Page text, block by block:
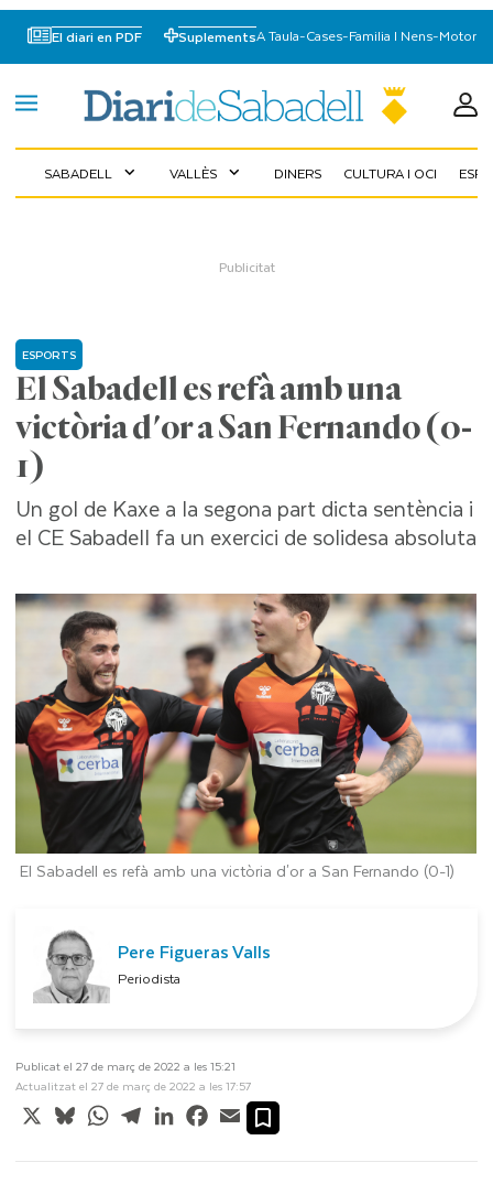
El diari en PDF SuplementsA Taula-Cases-Familia I Nens-Motor
SABADELL expand_more VALLÈS expand_more DINERS CULTURA I OCI
El Sabadell es refà amb una
victòria d'or a San Fernando (0-
1)
ESPORTS
Un gol de Kaxe a la segona part dicta sentència i
el CE Sabadell fa un exercici de solidesa absoluta
El Sabadell es refà amb una victòria d'or a San Fernando (0-1)
Pere Figueras Valls
Periodista
Publicat el 27 de març de 2022 a les 15:21
Actualitzat el 27 de març de 2022 a les 17:57
X BlueskyWhatsApp
TelegramLinkedInFacebook
Email